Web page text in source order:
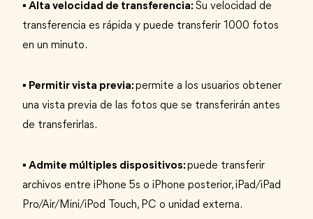
▪ Alta velocidad de transferencia: Su velocidad de
transferencia es rápida y puede transferir 1000 fotos
en un minuto.
▪ Permitir vista previa:permite a los usuarios obtener
una vista previa de las fotos que se transferirán antes
de transferirlas.
▪ Admite múltiples dispositivos:puede transferir
archivos entre iPhone 5s o iPhone posterior, iPad/iPad
Pro/Air/Mini/iPod Touch, PC o unidad externa.